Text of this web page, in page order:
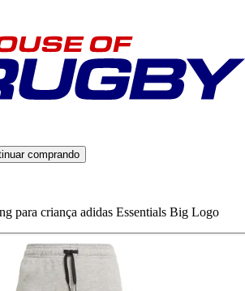
comprando
para criança adidas Essentials Big Logo